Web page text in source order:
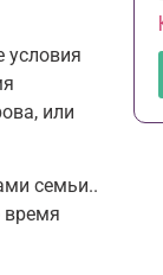
условия
или
семьи..
время